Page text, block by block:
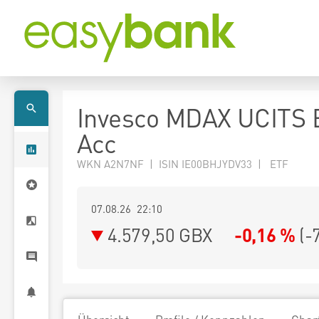
Invesco MDAX UCITS
Acc
WKN A2N7NF | ISIN IE00BHJYDV33 | ETF
07.08.26 22:10
4.579,50 GBX -0,16 % (-